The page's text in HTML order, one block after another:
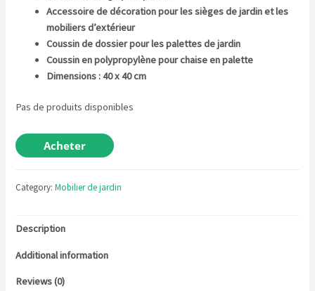
Accessoire de décoration pour les sièges de jardin et les
mobiliers d’extérieur
Coussin de dossier pour les palettes de jardin
Coussin en polypropylène pour chaise en palette
Dimensions : 40 x 40 cm
Pas de produits disponibles
Acheter
Category:Mobilier de jardin
Description
Additional information
Reviews (0)